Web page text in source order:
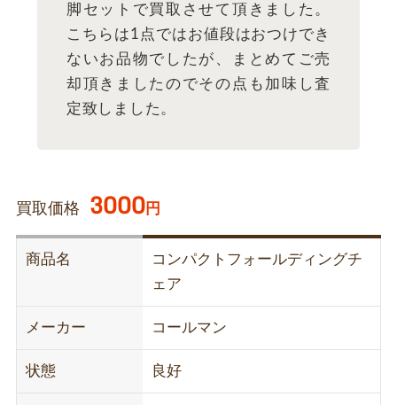
脚セットで買取させて頂きました。
こちらは1点ではお値段はおつけでき
ないお品物でしたが、まとめてご売
却頂きましたのでその点も加味し査
定致しました。
買取価格 3000円
商品名
コンパクトフォールディングチ
ェア
メーカー コールマン
状態 良好